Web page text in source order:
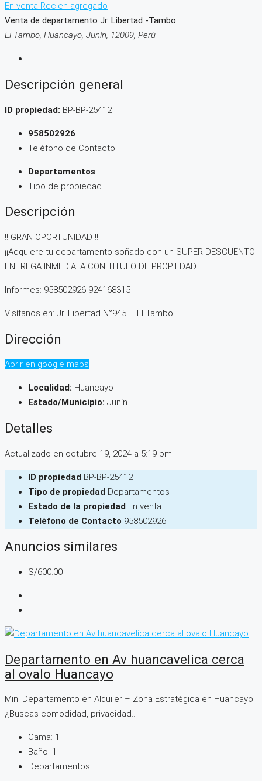
En venta Recien agregado
Venta de departamento Jr. Libertad -Tambo
El Tambo, Huancayo, Junín, 12009, Perú
Descripción general
ID propiedad: BP-BP-25412
958502926
Teléfono de Contacto
Departamentos
Tipo de propiedad
Descripción
!! GRAN OPORTUNIDAD !!
¡¡Adquiere tu departamento soñado con un SUPER DESCUENTO
ENTREGA INMEDIATA CON TITULO DE PROPIEDAD
Informes: 958502926-924168315
Visítanos en: Jr. Libertad N°945 – El Tambo
Dirección
Abrir en google maps
Localidad: Huancayo
Estado/Municipio: Junín
Detalles
Actualizado en octubre 19, 2024 a 5:19 pm
ID propiedad BP-BP-25412
Tipo de propiedad Departamentos
Estado de la propiedad En venta
Teléfono de Contacto 958502926
Anuncios similares
S/600.00
Departamento en Av huancavelica cerca
al ovalo Huancayo
Mini Departamento en Alquiler – Zona Estratégica en Huancayo
¿Buscas comodidad, privacidad...
Cama: 1
Baño: 1
Departamentos